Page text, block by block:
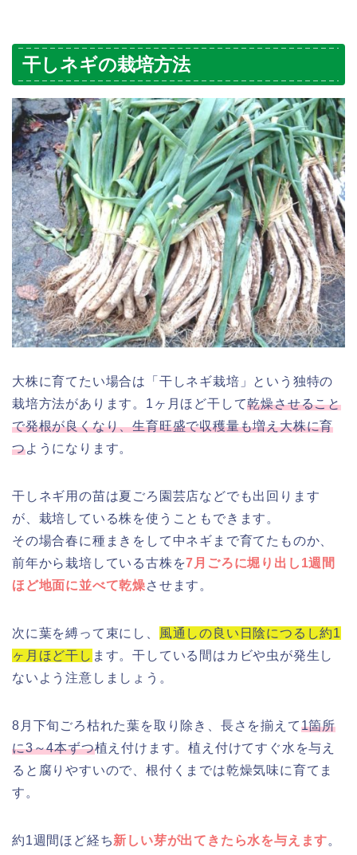
干しネギの栽培方法
大株に育てたい場合は「干しネギ栽培」という独特の
栽培方法があります。1ヶ月ほど干して乾燥させること
で発根が良くなり、生育旺盛で収穫量も増え大株に育
つようになります。
干しネギ用の苗は夏ごろ園芸店などでも出回ります
が、栽培している株を使うこともできます。
その場合春に種まきをして中ネギまで育てたものか、
前年から栽培している古株を7月ごろに堀り出し1週間
ほど地面に並べて乾燥させます。
次に葉を縛って束にし、
風通しの良い日陰につるし約1
ヶ月ほど干し ます。干している間はカビや虫が発生し
ないよう注意しましょう。
8月下旬ごろ枯れた葉を取り除き、長さを揃えて1箇所
に3～4本ずつ植え付けます。植え付けてすぐ水を与え
ると腐りやすいので、根付くまでは乾燥気味に育てま
す。
約1週間ほど経ち新しい芽が出てきたら水を与えます。